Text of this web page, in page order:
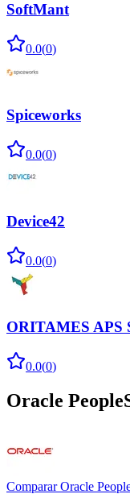
SoftMant
0.0(0)
Spiceworks
0.0(0)
Device42
0.0(0)
ORITAMES APS
0.0(0)
Oracle
Comparar Oracle